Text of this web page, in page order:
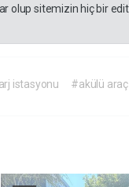
olup sitemizin hiç bir
istasyonu #akülü araç